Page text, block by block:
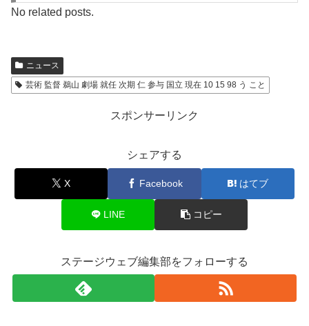
No related posts.
ニュース
芸術 監督 鵜山 劇場 就任 次期 仁 参与 国立 現在 10 15 98 う こと
スポンサーリンク
シェアする
X Facebook はてブ
LINE コピー
ステージウェブ編集部をフォローする